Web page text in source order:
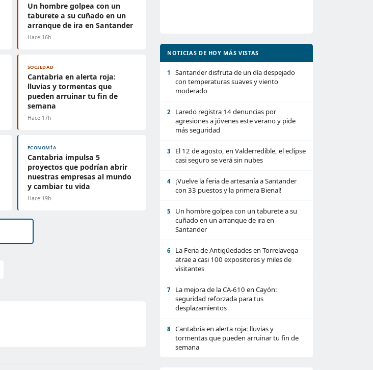
Un hombre golpea con un
taburete a su cuñado en un
arranque de ira en Santander
Hace 16h
SOCIEDAD
Cantabria en alerta roja:
lluvias y tormentas que
pueden arruinar tu fin de
semana
Hace 17h
ECONOMÍA
Cantabria impulsa 5
proyectos que podrían abrir
nuestras empresas al mundo
y cambiar tu vida
Hace 19h
NOTICIAS DE HOY MÁS VISTAS
1
Santander disfruta de un día despejado
con temperaturas suaves y viento
moderado
2
Laredo registra 14 denuncias por
agresiones a jóvenes este verano y pide
más seguridad
3
El 12 de agosto, en Valderredible, el eclipse
casi seguro se verá sin nubes
4
¡Vuelve la feria de artesanía a Santander
con 33 puestos y la primera Bienal!
5
Un hombre golpea con un taburete a su
cuñado en un arranque de ira en
Santander
6
La Feria de Antigüedades en Torrelavega
atrae a casi 100 expositores y miles de
visitantes
7
La mejora de la CA-610 en Cayón:
seguridad reforzada para tus
desplazamientos
8
Cantabria en alerta roja: lluvias y
tormentas que pueden arruinar tu fin de
semana